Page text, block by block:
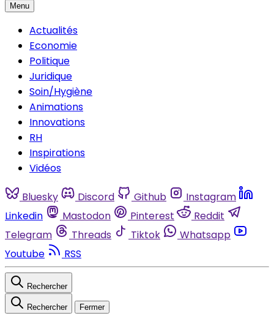
Menu
Actualités
Economie
Politique
Juridique
Soin/Hygiène
Animations
Innovations
RH
Inspirations
Vidéos
Bluesky Discord Github
Instagram
Linkedin
Mastodon Pinterest
Reddit
Telegram
Threads Tiktok
Whatsapp
Youtube
RSS
Rechercher
Rechercher Fermer